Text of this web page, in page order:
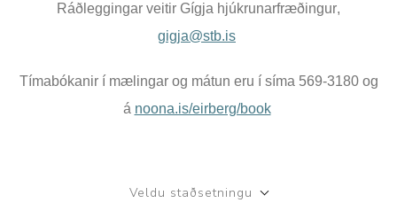
Ráðleggingar veitir Gígja hjúkrunarfræðingur,
gigja@stb.is
Tímabókanir í mælingar og mátun eru í síma 569-3180 og
á noona.is/eirberg/book
Veldu staðsetningu